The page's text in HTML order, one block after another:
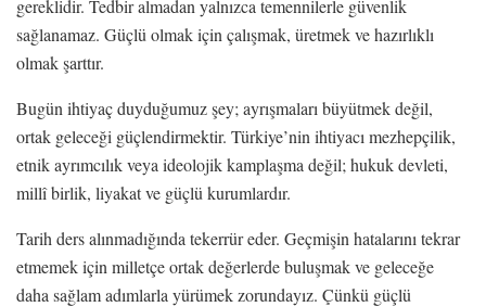
gereklidir. Tedbir almadan yalnızca temennilerle güvenlik
sağlanamaz. Güçlü olmak için çalışmak, üretmek ve hazırlıklı
olmak şarttır.
Bugün ihtiyaç duyduğumuz şey; ayrışmaları büyütmek değil,
ortak geleceği güçlendirmektir. Türkiye’nin ihtiyacı mezhepçilik,
etnik ayrımcılık veya ideolojik kamplaşma değil; hukuk devleti,
millî birlik, liyakat ve güçlü kurumlardır.
Tarih ders alınmadığında tekerrür eder. Geçmişin hatalarını tekrar
etmemek için milletçe ortak değerlerde buluşmak ve geleceğe
daha sağlam adımlarla yürümek zorundayız. Çünkü güçlü